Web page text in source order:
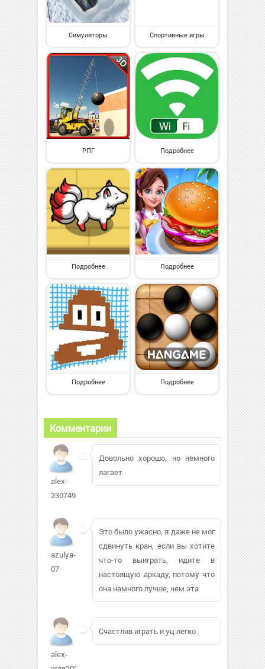
Симуляторы Спортивные игры
РПГ Подробнее
Подробнее Подробнее
Подробнее Подробнее
Комментарии
alex-
2307494
Довольно хорошо, но немного
лагает
azulya-
07
Это было ужасно, я даже не мог
сдвинуть кран, если вы хотите
что-то выиграть, идите в
настоящую аркаду, потому что
она намного лучше, чем эта
alex-
Счастлив играть и уц легко